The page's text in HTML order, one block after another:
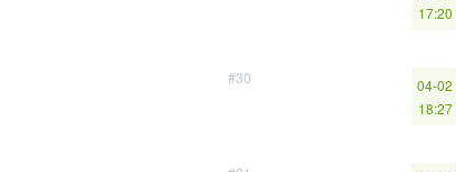
17:20
#30
04-02
18:27